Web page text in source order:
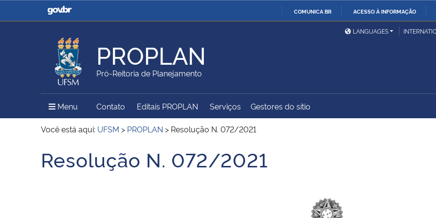
COMUNICA BR ACESSO À INFORMAÇÃO
Casa Civil
Ministério da Justiça e
Ministério da Defesa
Ministério das Relações
Exteriores
Ministério da Agricultura,
Pecuária e Abastecimento
Ministério da Educação
Ministério do Meio Ambiente Ministério do Turismo
Ministério do
Desenvolvimento Regional
Secretaria de Governo
Gabinete de Segurança
Advocacia-Geral da União
LANGUAGES
PROPLAN
Pró-Reitoria de Planejamento
Menu Menu Principal do Sítio
Contato Editais PROPLAN Serviços Gestores do sítio
Você está aqui: UFSM > PROPLAN > Resolução N. 072/2021
Início do conteúdo
Resolução N. 072/2021